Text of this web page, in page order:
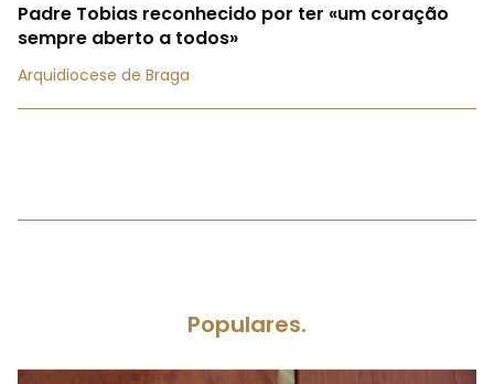
Padre Tobias reconhecido por ter «um coração
sempre aberto a todos»
Arquidiocese de Braga
Populares.